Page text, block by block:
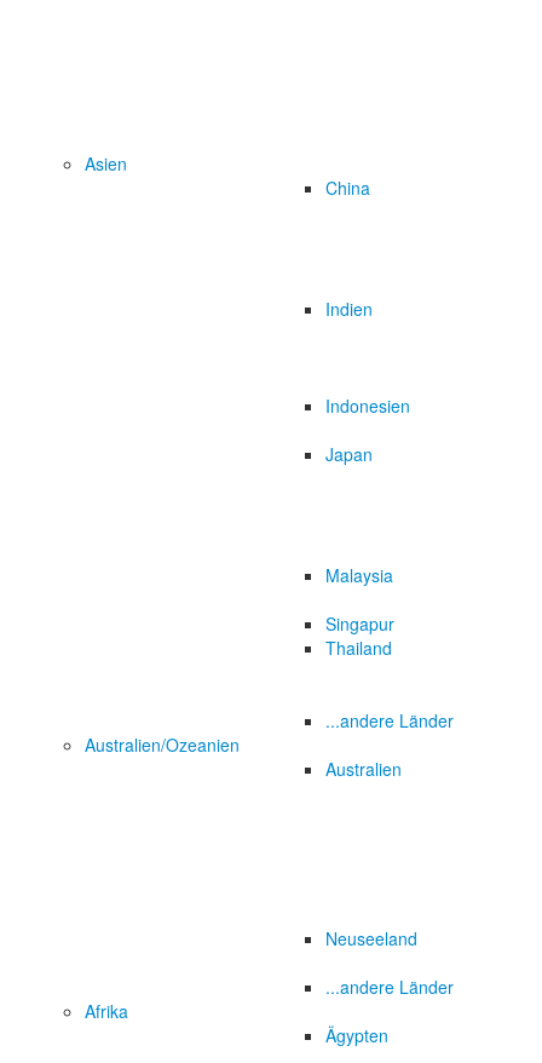
Asien
China
Indien
Indonesien
Japan
Malaysia
Singapur
Thailand
...andere Länder
Australien/Ozeanien
Australien
Neuseeland
...andere Länder
Afrika
Ägypten